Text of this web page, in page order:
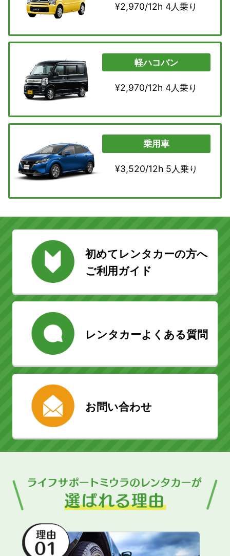
¥2,970/12h 4人乗り
軽ハコバン
¥2,970/12h 4人乗り
乗用車
¥3,520/12h 5人乗り
初めてレンタカーの方へ
ご利用ガイド
レンタカーよくある質問
お問い合わせ